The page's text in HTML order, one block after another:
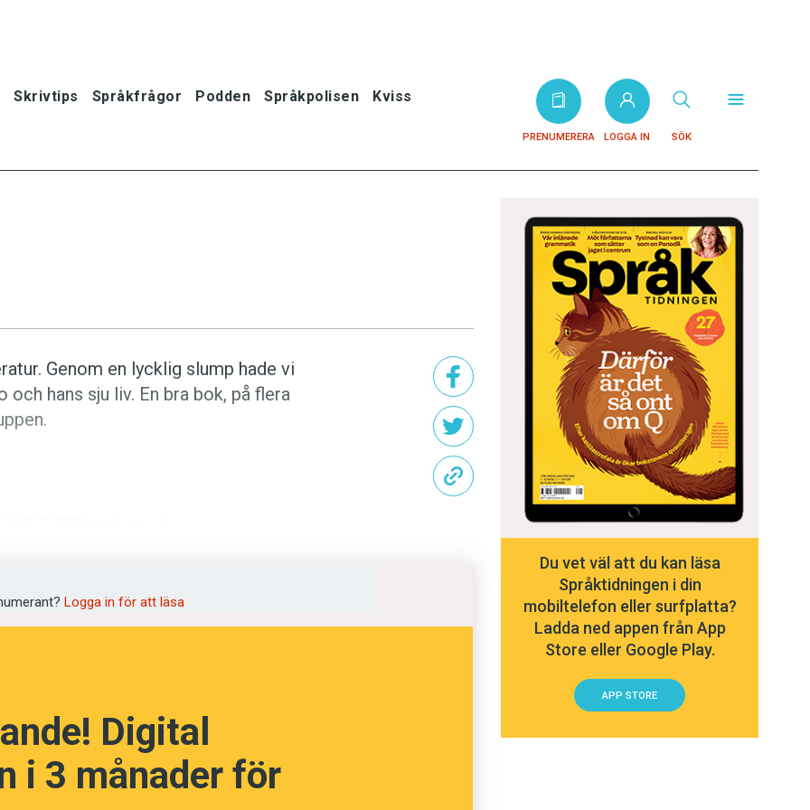
Skrivtips Språkfrågor Podden Språkpolisen Kviss
PRENUMERERA LOGGA IN SÖK
digitalt
Genom en lycklig slump hade vi
hans sju liv. En bra bok, på flera
hade ett tema om kinesiska,
Logga in för att läsa
Digital
i 3 månader för
Du vet väl att du kan läsa
Språktidningen i din
mobiltelefon eller surfplatta?
Ladda ned appen från App
Store eller Google Play.
APP STORE